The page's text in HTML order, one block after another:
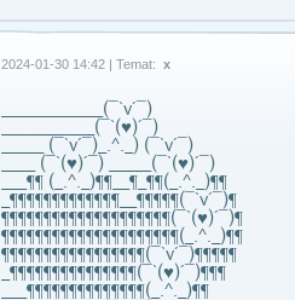
2024-01-30 14:42 | Temat: x
____________(¯`v´¯)
___________(¯`(♥)´¯)
_____ (¯`v´¯)_.^._) (¯`v´¯)
____ (¯`(♥)´¯) _____(¯`(♥)´¯)
___¶¶ (_.^._)¶¶__¶_¶¶(_.^._)¶¶
_¶¶¶¶¶¶¶¶¶¶¶¶¶__¶¶¶¶¶(¯`v´¯)¶
¶¶¶¶¶¶¶¶¶¶¶¶¶¶¶¶¶¶¶¶(¯`(♥)´¯)¶
¶¶¶¶¶¶¶¶¶¶¶¶¶¶¶¶¶¶¶¶¶(_.^._)¶¶
¶¶¶¶¶¶¶¶¶¶¶¶¶¶¶¶¶(¯`v´¯)¶¶¶¶¶
_¶¶¶¶¶¶¶¶¶¶¶¶¶¶¶(¯`(♥)´¯)¶¶¶
___¶¶¶¶¶¶¶¶¶¶¶¶¶¶(_.^._)¶¶